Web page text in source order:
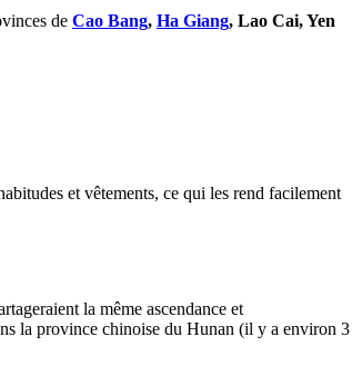
de Cao Bang, Ha Giang, Lao Cai, Yen
et vêtements, ce qui les rend facilement
la même ascendance et
la province chinoise du Hunan (il y a environ 3